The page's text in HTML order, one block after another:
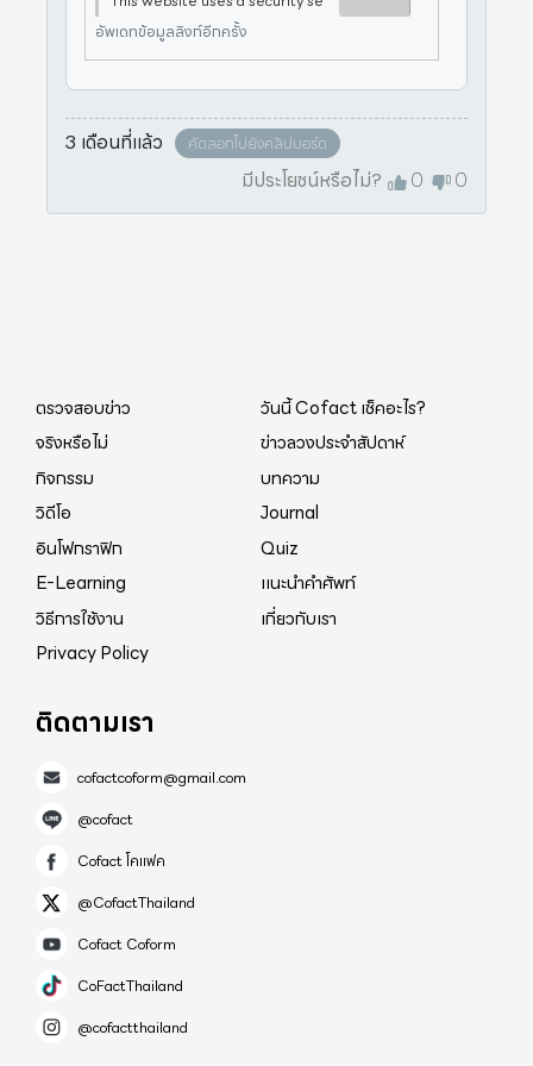
rvice to protect against maliciou
s bots. This page is displayed w
hile the website verifies you ar
e not a bot.
อัพเดทข้อมูลลิงก์อีกครั้ง
3 เดือนที่แล้ว คัดลอกไปยังคลิปบอร์ด
มีประโยชน์หรือไม่? 0 0
ตรวจสอบข่าว
วันนี้ Cofact เช็คอะไร?
จริงหรือไม่
ข่าวลวงประจำสัปดาห์
กิจกรรม
บทความ
วิดีโอ
Journal
อินโฟกราฟิก
Quiz
E-Learning
แนะนำคำศัพท์
วิธีการใช้งาน
เกี่ยวกับเรา
Privacy Policy
ติดตามเรา
cofactcoform@gmail.com
@cofact
Cofact โคแฟค
@CofactThailand
Cofact Coform
CoFactThailand
@cofactthailand